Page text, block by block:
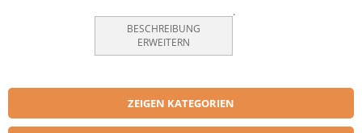
BESCHREIBUNG
ERWEITERN
.
ZEIGEN KATEGORIEN